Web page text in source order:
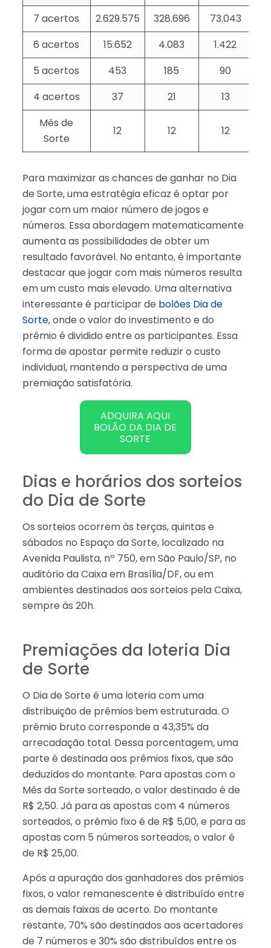
7 acertos 2.629.575 328.696 73.043
6 acertos
15.652 4.083 1.422
5 acertos
453 185
90
4 acertos
37 21
13
Mês de
Sorte
12 12 12
Para maximizar as chances de ganhar no Dia
de Sorte, uma estratégia eficaz é optar por
jogar com um maior número de jogos e
números. Essa abordagem matematicamente
aumenta as possibilidades de obter um
resultado favorável. No entanto, é importante
destacar que jogar com mais números resulta
em um custo mais elevado. Uma alternativa
interessante é participar de bolões Dia de
Sorte, onde o valor do investimento e do
prêmio é dividido entre os participantes. Essa
forma de apostar permite reduzir o custo
individual, mantendo a perspectiva de uma
premiação satisfatória.
ADQUIRA AQUI
BOLÃO DA DIA DE
SORTE
Dias e horários dos sorteios
do Dia de Sorte
Os sorteios ocorrem às terças, quintas e
sábados no Espaço da Sorte, localizado na
Avenida Paulista, nº 750, em São Paulo/SP, no
auditório da Caixa em Brasília/DF, ou em
ambientes destinados aos sorteios pela Caixa,
sempre às 20h.
Premiações da loteria Dia
de Sorte
O Dia de Sorte é uma loteria com uma
distribuição de prêmios bem estruturada. O
prêmio bruto corresponde a 43,35% da
arrecadação total. Dessa porcentagem, uma
parte é destinada aos prêmios fixos, que são
deduzidos do montante. Para apostas com o
Mês da Sorte sorteado, o valor destinado é de
R$ 2,50. Já para as apostas com 4 números
sorteados, o prêmio fixo é de R$ 5,00, e para as
apostas com 5 números sorteados, o valor é
de R$ 25,00.
Após a apuração dos ganhadores dos prêmios
fixos, o valor remanescente é distribuído entre
as demais faixas de acerto. Do montante
restante, 70% são destinados aos acertadores
de 7 números e 30% são distribuídos entre os